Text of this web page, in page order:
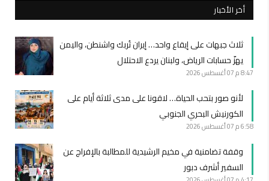
أخر الأخبار
ثلاث جبهات على إيقاع واحد… إيران تُربك واشنطن، واليمن
يهزّ حسابات الرياض، ولبنان يردع الاحتلال
8:47 م 07 أغسطس 2026
لأنو صور بتحب الحياة… لاقونا على مدى ثلاثة أيام على
الكورنيش البحري الجنوبي
6:58 م 07 أغسطس 2026
وقفة تضامنية في مخيم الرشيدية للمطالبة بالإفراج عن
السفير أشرف دبور